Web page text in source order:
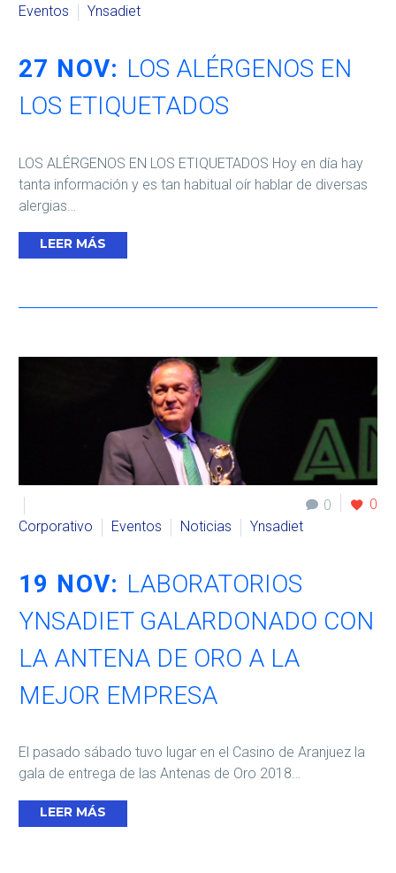
Eventos
Ynsadiet
27 NOV: LOS ALÉRGENOS EN
LOS ETIQUETADOS
LOS ALÉRGENOS EN LOS ETIQUETADOS Hoy en día hay
tanta información y es tan habitual oír hablar de diversas
alergias…
LEER MÁS
0
0
Corporativo
Eventos Noticias Ynsadiet
19 NOV: LABORATORIOS
YNSADIET GALARDONADO CON
LA ANTENA DE ORO A LA
MEJOR EMPRESA
El pasado sábado tuvo lugar en el Casino de Aranjuez la
gala de entrega de las Antenas de Oro 2018…
LEER MÁS